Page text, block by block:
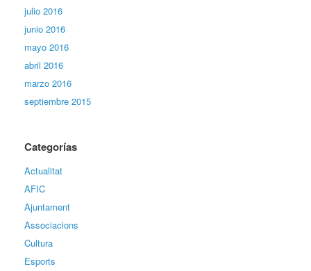
julio 2016
junio 2016
mayo 2016
abril 2016
marzo 2016
septiembre 2015
Categorías
Actualitat
AFIC
Ajuntament
Associacions
Cultura
Esports